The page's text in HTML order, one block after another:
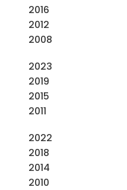
2016
2012
2008
2023
2019
2015
2011
2022
2018
2014
2010